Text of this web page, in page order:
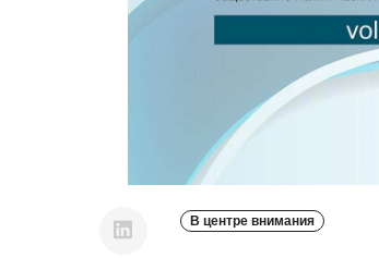
В центре внимания